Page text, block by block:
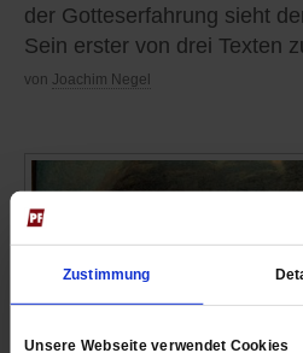
Zustimmung
Unsere Webseite verwendet Cookies
der Gotteserfahrung sieht
Sein erster von drei Texten
von Joachim Negel